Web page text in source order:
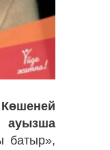
ауызша
батыр»,